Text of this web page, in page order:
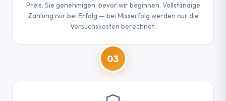
Preis. Sie genehmigen, bevor wir beginnen. Vollständige
Zahlung nur bei Erfolg — bei Misserfolg werden nur die
Versuchskosten berechnet.
03